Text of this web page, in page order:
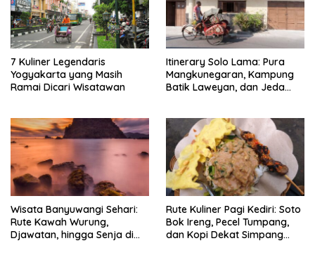
7 Kuliner Legendaris
Yogyakarta yang Masih
Ramai Dicari Wisatawan
Itinerary Solo Lama: Pura
Mangkunegaran, Kampung
Batik Laweyan, dan Jeda
Wisata Banyuwangi Sehari:
Rute Kawah Wurung,
Djawatan, hingga Senja di
Rute Kuliner Pagi Kediri: Soto
Bok Ireng, Pecel Tumpang,
dan Kopi Dekat Simpang